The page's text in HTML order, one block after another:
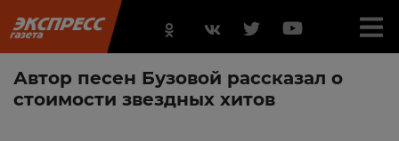
Автор песен Бузовой рассказал о
стоимости звездных хитов